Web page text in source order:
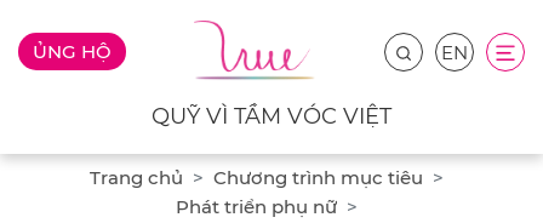
ỦNG HỘ EN
QUỸ VÌ TẦM VÓC VIỆT
Trang chủ
Chương trình mục tiêu
Phát triển phụ nữ